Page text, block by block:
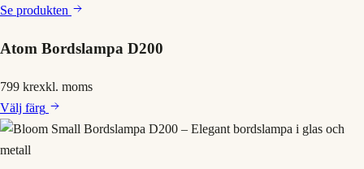
Se produkten
Atom Bordslampa D200
799 krexkl. moms
Välj färg